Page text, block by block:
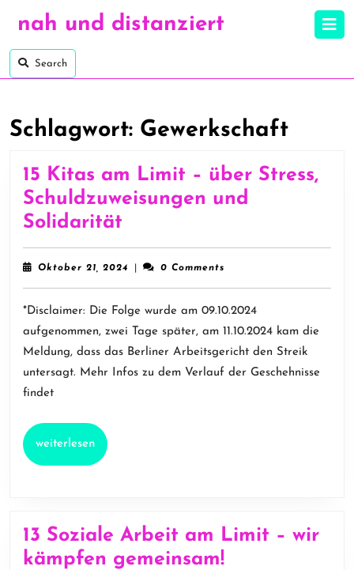
nah und distanziert
Search
Schlagwort: Gewerkschaft
15 Kitas am Limit – über Stress,
Schuldzuweisungen und
Solidarität
Kitas
am
Limit
–
über
Stress,
Oktober 21, 2024 Oktober0 Comments
*Disclaimer: Die Folge wurde am 09.10.2024
aufgenommen, zwei Tage später, am 11.10.2024 kam die
Meldung, dass das Berliner Arbeitsgericht den Streik
untersagt. Mehr Infos zu dem Verlauf der Geschehnisse
findet
weiterlesenweiterlesen
13 Soziale Arbeit am Limit – wir
kämpfen gemeinsam!13